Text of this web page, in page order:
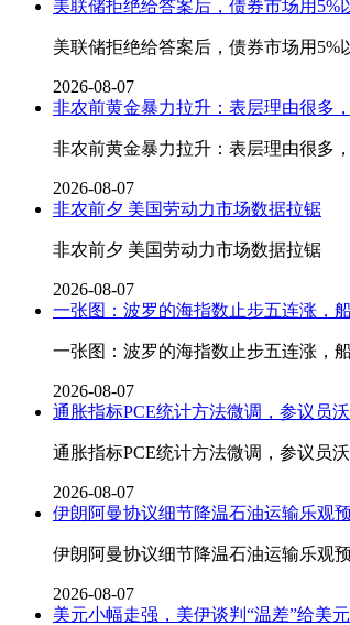
美联储拒绝给答案后，债券市场用5%
美联储拒绝给答案后，债券市场用5%
2026-08-07
非农前黄金暴力拉升：表层理由很多
非农前黄金暴力拉升：表层理由很多
2026-08-07
非农前夕 美国劳动力市场数据拉锯
非农前夕 美国劳动力市场数据拉锯
2026-08-07
一张图：波罗的海指数止步五连涨，
一张图：波罗的海指数止步五连涨，
2026-08-07
通胀指标PCE统计方法微调，参议员
通胀指标PCE统计方法微调，参议员
2026-08-07
伊朗阿曼协议细节降温石油运输乐观
伊朗阿曼协议细节降温石油运输乐观
2026-08-07
美元小幅走强，美伊谈判“温差”给美